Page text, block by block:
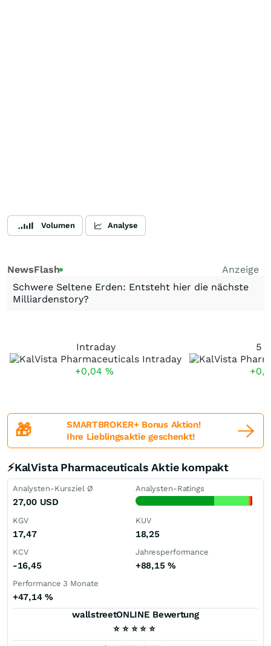
Volumen Analyse
NewsFlash
Anzeige
Schwere Seltene Erden: Entsteht hier die nächste
Milliardenstory?
Intraday
+0,04 %
5
🎁
SMARTBROKER+ Bonus Aktion!
Ihre Lieblingsaktie geschenkt!
⚡KalVista Pharmaceuticals Aktie kompakt
Analysten-Kursziel Ø
27,00 USD
Analysten-Ratings
KGV
17,47
KUV
18,25
KCV
-16,45
Jahresperformance
+88,15 %
Performance 3 Monate
+47,14 %
wallstreetONLINE Bewertung
⭐ ⭐ ⭐ ⭐ ⭐